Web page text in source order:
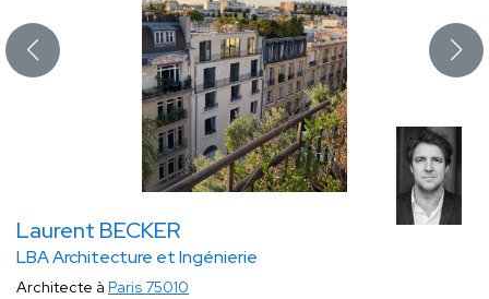
Laurent BECKER
LBA Architecture et Ingénierie
Architecte à Paris 75010